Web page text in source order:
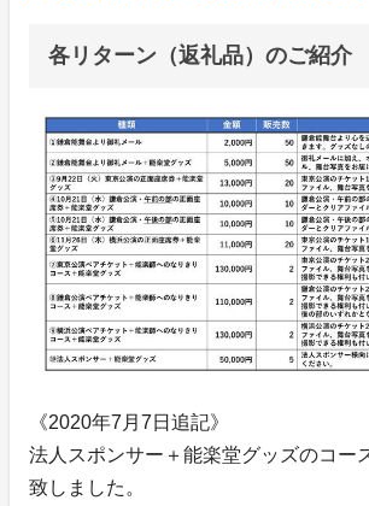
各リターン（返礼品）のご紹介
《2020年7月7日追記》
法人スポンサー＋能楽堂グッズのコー
致しました。